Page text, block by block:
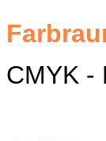
CMYK -